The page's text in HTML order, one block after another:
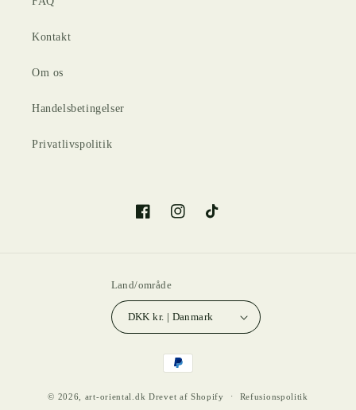
Kontakt
Om os
Handelsbetingelser
Privatlivspolitik
FacebookInstagramTikTok
Land/område
DKK kr. | Danmark
Betalingsmetoder
© 2026, art-oriental.dk Drevet af Shopify Refusionspolitik